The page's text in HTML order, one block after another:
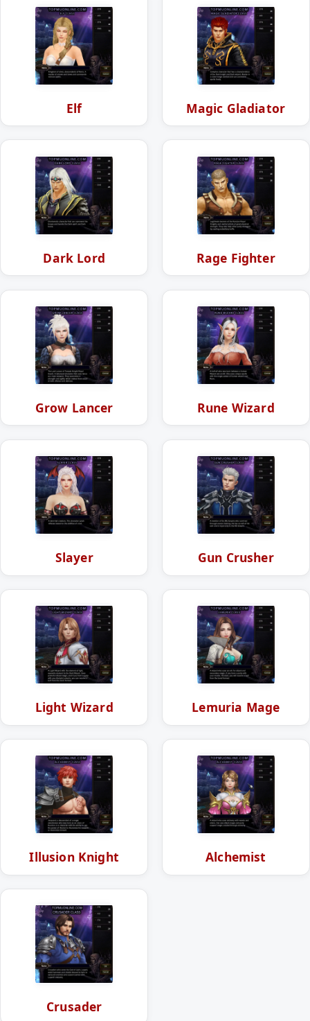
Elf Magic Gladiator
Dark Lord Rage Fighter
Grow Lancer Rune Wizard
Slayer Gun Crusher
Light Wizard Lemuria Mage
Illusion Knight Alchemist
Crusader